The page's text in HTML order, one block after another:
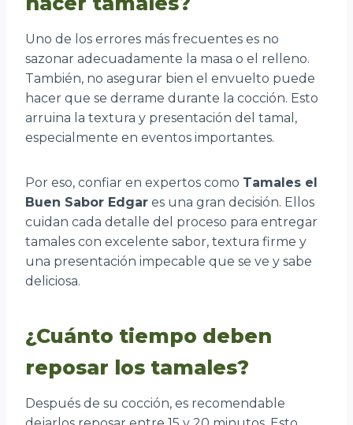
Uno de los errores más frecuentes es no
sazonar adecuadamente la masa o el relleno.
También, no asegurar bien el envuelto puede
hacer que se derrame durante la cocción. Esto
arruina la textura y presentación del tamal,
especialmente en eventos importantes.
Por eso, confiar en expertos como Tamales el
Buen Sabor Edgar es una gran decisión. Ellos
cuidan cada detalle del proceso para entregar
tamales con excelente sabor, textura firme y
una presentación impecable que se ve y sabe
deliciosa.
¿Cuánto tiempo deben
reposar los tamales?
Después de su cocción, es recomendable